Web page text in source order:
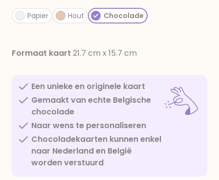
Papier Hout Chocolade
Formaat kaart 21.7 cm x 15.7 cm
Een unieke en originele kaart
Gemaakt van echte Belgische
chocolade
Naar wens te personaliseren
Chocoladekaarten kunnen enkel
naar Nederland en België
worden verstuurd